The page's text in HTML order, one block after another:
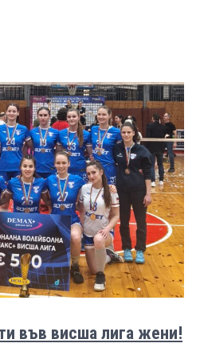
във висша лига жени!